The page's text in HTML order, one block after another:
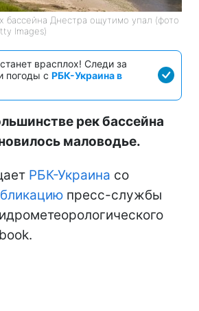
бассейна Днестра ощутимо упал (фото
Images)
врасплох! Следи за
погоды с РБК-Украина в
рек бассейна
маловодье.
РБК-Украина со
пресс-службы